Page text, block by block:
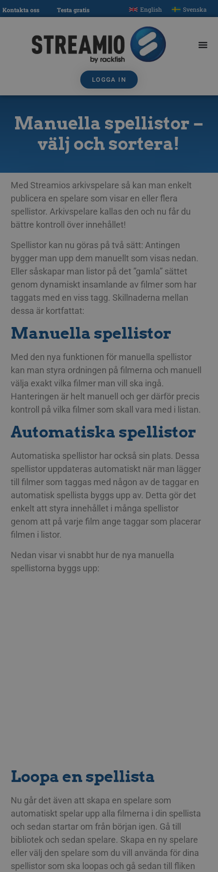
Kontakta oss Testa gratis English Svenska
LOGGA IN
Manuella spellistor –
välj och sortera!
Med Streamios arkivspelare så kan man enkelt
publicera en spelare som visar en eller flera
spellistor. Arkivspelare kallas den och nu får du
bättre kontroll över innehållet!
Spellistor kan nu göras på två sätt: Antingen
bygger man upp dem manuellt som visas nedan.
Eller såskapar man listor på det ”gamla” sättet
genom dynamiskt insamlande av filmer som har
taggats med en viss tagg. Skillnaderna mellan
dessa är kortfattat:
Manuella spellistor
Med den nya funktionen för manuella spellistor
kan man styra ordningen på filmerna och manuell
välja exakt vilka filmer man vill ska ingå.
Hanteringen är helt manuell och ger därför precis
kontroll på vilka filmer som skall vara med i listan.
Automatiska spellistor
Automatiska spellistor har också sin plats. Dessa
spellistor uppdateras automatiskt när man lägger
till filmer som taggas med någon av de taggar en
automatisk spellista byggs upp av. Detta gör det
enkelt att styra innehållet i många spellistor
genom att på varje film ange taggar som placerar
filmen i listor.
Nedan visar vi snabbt hur de nya manuella
spellistorna byggs upp:
Loopa en spellista
Nu går det även att skapa en spelare som
automatiskt spelar upp alla filmerna i din spellista
och sedan startar om från början igen. Gå till
bibliotek och sedan spelare. Skapa en ny spelare
eller välj den spelare som du vill använda för dina
spellistor som ska loopas och gå sedan till fliken